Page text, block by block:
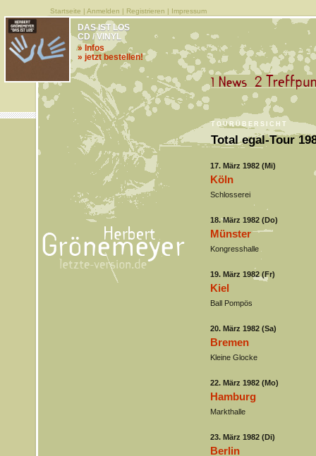
Startseite | Anmelden | Registrieren | Impressum
TOURÜBERSICHT
Total egal-Tour
DAS IST LOS
CD / VINYL
» Infos
» jetzt bestellen!
17. März 1982 (Mi)
Köln
Schlosserei
18. März 1982 (Do)
Münster
Kongresshalle
19. März 1982 (Fr)
Kiel
Ball Pompös
20. März 1982 (Sa)
Bremen
Kleine Glocke
22. März 1982 (Mo)
Hamburg
Markthalle
23. März 1982 (Di)
Berlin